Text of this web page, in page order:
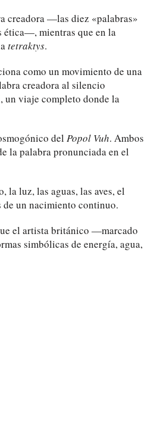
creadora —las diez «palabras»
ética—, mientras que en la
tetraktys.
como un movimiento de una
creadora al silencio
un viaje completo donde la
del Popol Vuh. Ambos
la palabra pronunciada en el
luz, las aguas, las aves, el
un nacimiento continuo.
el artista británico —marcado
simbólicas de energía, agua,